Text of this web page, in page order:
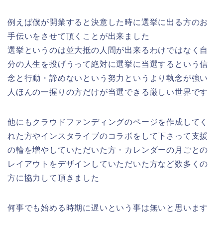
例えば僕が開業すると決意した時に選挙に出る方のお
手伝いをさせて頂くことが出来ました
選挙というのは並大抵の人間が出来るわけではなく自
分の人生を投げうって絶対に選挙に当選するという信
念と行動・諦めないという努力というより執念が強い
人ほんの一握りの方だけが当選できる厳しい世界です
他にもクラウドファンディングのページを作成してく
れた方やインスタライブのコラボをして下さって支援
の輪を増やしていただいた方・カレンダーの月ごとの
レイアウトをデザインしていただいた方など数多くの
方に協力して頂きました
何事でも始める時期に遅いという事は無いと思います